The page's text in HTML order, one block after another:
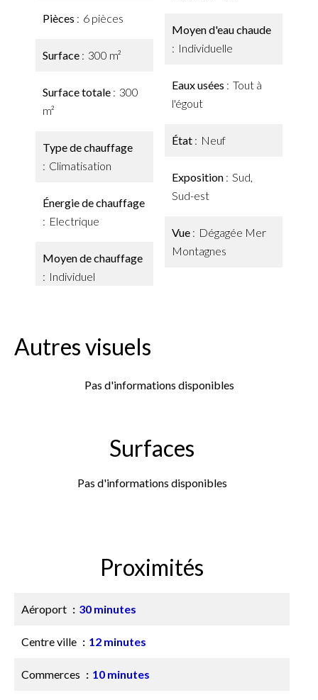
Pièces 6 pièces
Surface 300 m²
Surface totale
300
m²
Type de chauffage
Climatisation
Énergie de chauffage
Electrique
Moyen de chauffage
Individuel
Moyen d'eau chaude
Individuelle
Eaux usées
Tout à
l'égout
État Neuf
Exposition
Sud,
Sud-est
Vue
Dégagée Mer
Montagnes
Autres visuels
Pas d'informations disponibles
Surfaces
Pas d'informations disponibles
Proximités
Aéroport 30 minutes
Centre ville 12 minutes
Commerces 10 minutes